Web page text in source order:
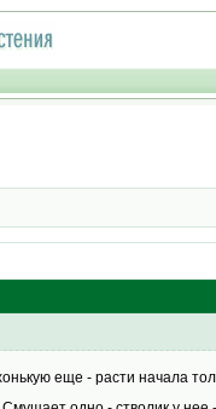
еще - расти начала